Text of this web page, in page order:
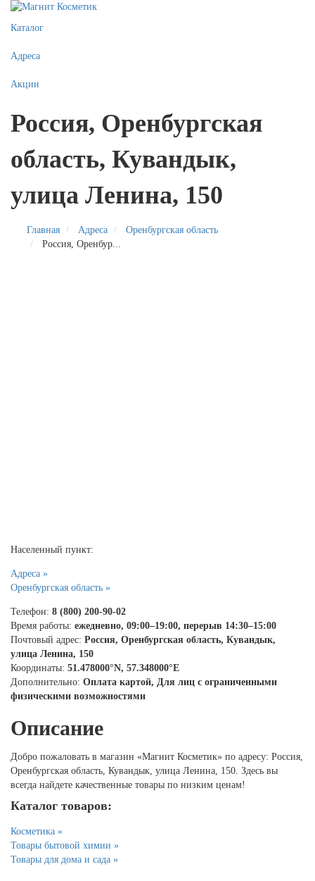
Каталог
Адреса
Акции
Россия, Оренбургская
область, Кувандык,
улица Ленина, 150
Главная Адреса
Оренбургская область
Россия, Оренбур...
Населенный пункт:
Адреса »
Оренбургская область »
Телефон: 8 (800) 200-90-02
Время работы: ежедневно, 09:00–19:00, перерыв 14:30–15:00
Почтовый адрес: Россия, Оренбургская область, Кувандык,
улица Ленина, 150
Координаты: 51.478000°N, 57.348000°E
Дополнительно: Оплата картой, Для лиц с ограниченными
физическими возможностями
Описание
Добро пожаловать в магазин «Магнит Косметик» по адресу: Россия,
Оренбургская область, Кувандык, улица Ленина, 150. Здесь вы
всегда найдете качественные товары по низким ценам!
Каталог товаров:
Косметика »
Товары бытовой химии »
Товары для дома и сада »